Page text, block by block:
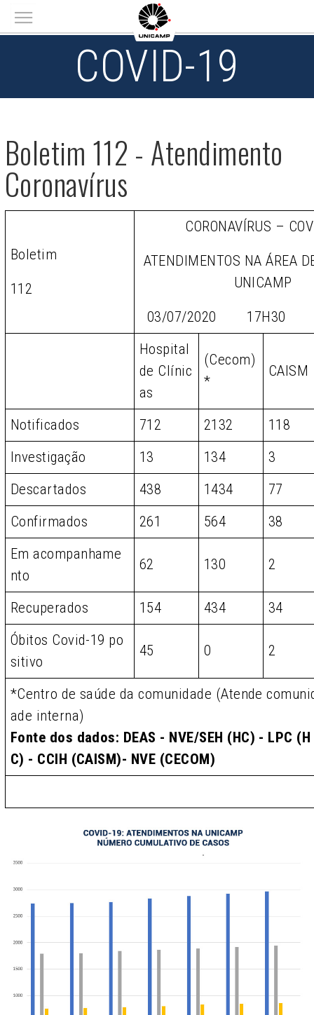
Main menu
COVID-19
Boletim 112 - Atendimento
Coronavírus
Boletim
112
CORONAVÍRUS –
ATENDIMENTOS NA ÁREA
UNICAMP
03/07/2020 17H30
Hospital
de Clínic
as
(Cecom)
*
CAISM
Notificados 712 2132
118
Investigação
13 134
3
Descartados
438 1434
77
Confirmados
261 564
38
Em acompanhame
nto
62 130 2
Recuperados 154 434
34
Óbitos Covid-19 po
sitivo
45 0 2
*Centro de saúde da comunidade (Atende
ade interna)
Fonte dos dados: DEAS - NVE/SEH (HC) - LPC (H
C) - CCIH (CAISM)- NVE (CECOM)